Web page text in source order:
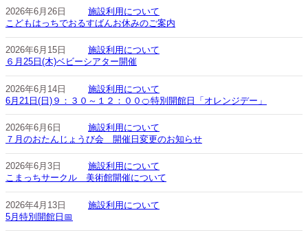
2026年6月26日
施設利用について
こどもはっちでおるすばんお休みのご案内
2026年6月15日
施設利用について
６月25日(木)ベビーシアター開催
2026年6月14日
施設利用について
6月21日(日)９：３０～１２：００🍊特別開館日「オレンジデー」
2026年6月6日
施設利用について
７月のおたんじょうび会 開催日変更のお知らせ
2026年6月3日
施設利用について
こまっちサークル 美術館開催について
2026年4月13日
施設利用について
5月特別開館日📅